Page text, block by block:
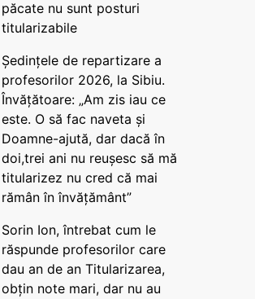
păcate nu sunt posturi
titularizabile
Ședințele de repartizare a
profesorilor 2026, la Sibiu.
Învățătoare: „Am zis iau ce
este. O să fac naveta și
Doamne-ajută, dar dacă în
doi,trei ani nu reușesc să mă
titularizez nu cred că mai
rămân în învățământ”
Sorin Ion, întrebat cum le
răspunde profesorilor care
dau an de an Titularizarea,
obțin note mari, dar nu au